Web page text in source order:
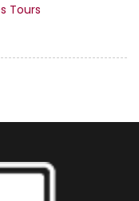
Tours